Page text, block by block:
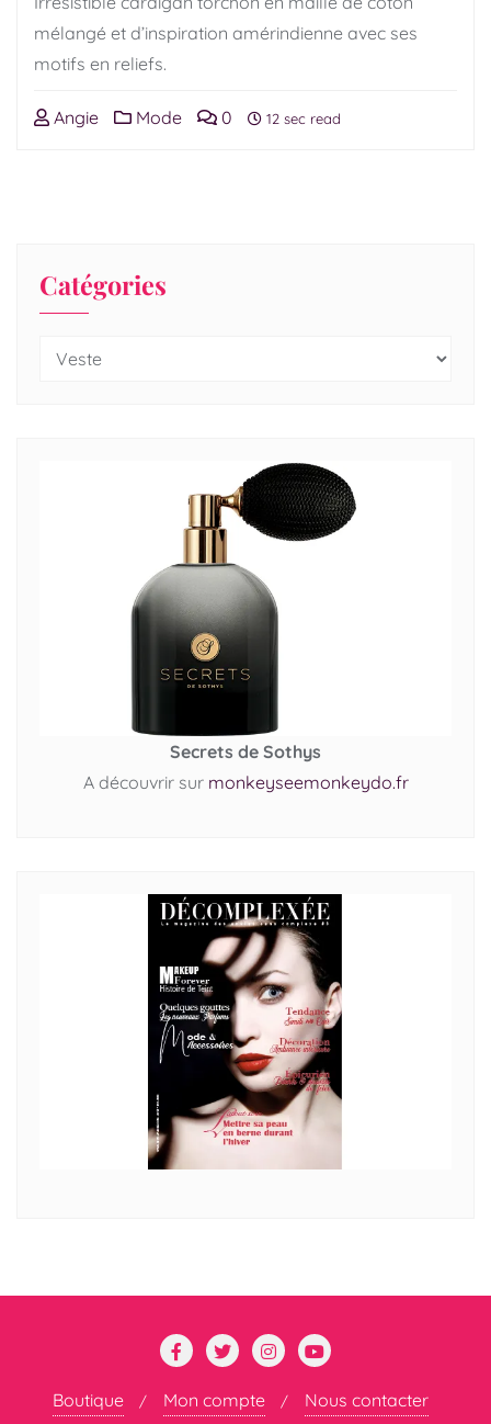
mélangé et d’inspiration amérindienne avec ses
motifs en reliefs.
Angie Mode 0 12 sec read
Catégories
Secrets de Sothys
A découvrir sur monkeyseemonkeydo.fr
Boutique Mon compte
Nous contacter